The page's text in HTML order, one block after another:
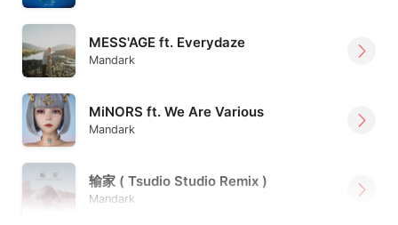
MESS'AGE ft. Everydaze
Mandark
MiNORS ft. We Are Various
Mandark
输家 ( Tsudio Studio Remix )
Mandark